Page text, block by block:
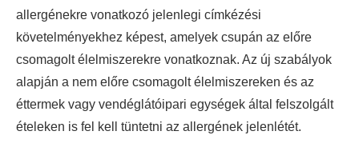
allergénekre vonatkozó jelenlegi címkézési
követelményekhez képest, amelyek csupán az előre
csomagolt élelmiszerekre vonatkoznak. Az új szabályok
alapján a nem előre csomagolt élelmiszereken és az
éttermek vagy vendéglátóipari egységek által felszolgált
ételeken is fel kell tüntetni az allergének jelenlétét.